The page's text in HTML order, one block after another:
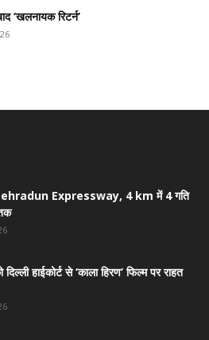
‘खलनायक रिटर्न’
Expressway, 4 km में 4 गति
हाईकोर्ट से ‘काला हिरण’ फिल्म पर राहत